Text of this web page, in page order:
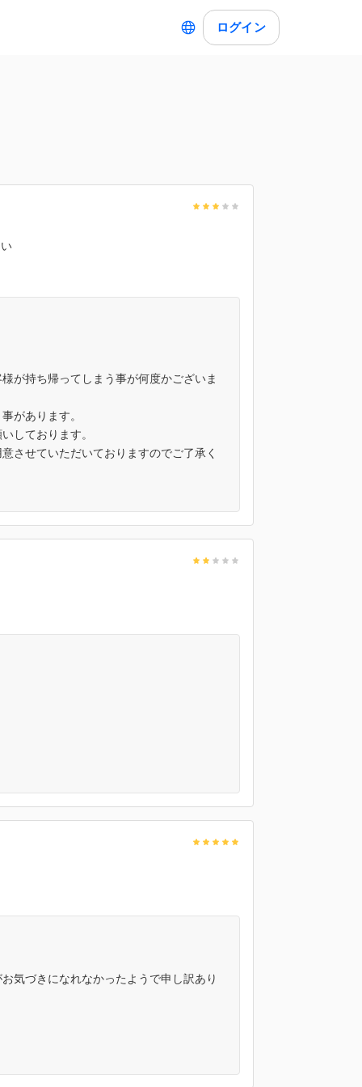
ログイン
が持ち帰ってしまう事が何度かございま
があります。
しております。
させていただいておりますのでご了承く
気づきになれなかったようで申し訳あり